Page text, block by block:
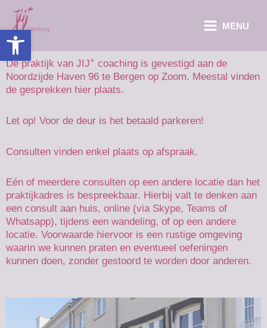
Toolbar openen
de
inhoud
MENU
De praktijk van JIJ+ coaching is gevestigd aan de
Noordzijde Haven 96 te Bergen op Zoom. Meestal vinden
de gesprekken hier plaats.
Let op! Voor de deur is het betaald parkeren!
Consulten vinden enkel plaats op afspraak.
Eén of meerdere consulten op een andere locatie dan het
praktijkadres is bespreekbaar. Hierbij valt te denken aan
een consult aan huis, online (via Skype, Teams of
Whatsapp), tijdens een wandeling, of op een andere
locatie. Voorwaarde hiervoor is een rustige omgeving
waarin we kunnen praten en eventueel oefeningen
kunnen doen, zonder gestoord te worden door anderen.